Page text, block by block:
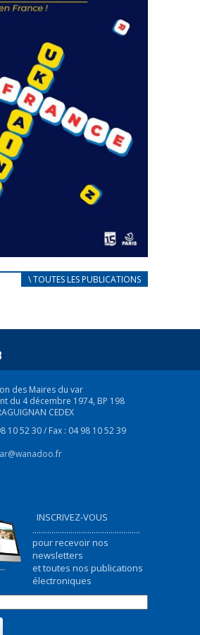
au mieux les réfugiés
\ TOUTES LES PUBLICATIONS
des Maires du var
du 4 décembre 1974, BP 198
CEDEX
10 52 30 / Fax : 04 98 10 52 39
INSCRIVEZ-VOUS
...................................................
pour recevoir nos
newsletters
et toutes nos publications
électroniques